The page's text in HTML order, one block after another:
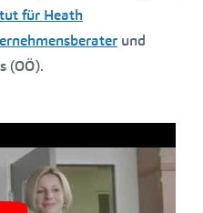
für Heath
und
(OÖ).